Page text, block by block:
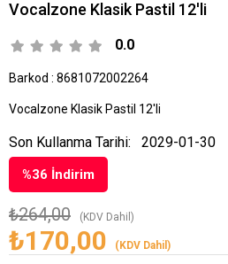
Vocalzone Klasik Pastil 12'li
0.0
Barkod : 8681072002264
Vocalzone Klasik Pastil 12'li
%36 İndirim
₺264,00 (KDV Dahil)
₺170,00 (KDV Dahil)
Son Kullanma Tarihi: 2029-01-30